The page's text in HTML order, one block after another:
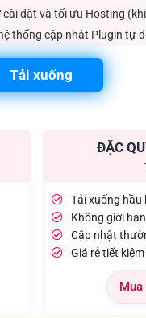
cài đặt và tối ưu Hosting
thống cập nhật Plugin tự
Tải xuống
ĐẶC
Tải xuống hầu
Không giới
Cập nhật
Giá rẻ tiết